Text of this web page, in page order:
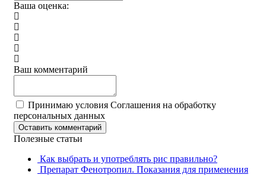
Ваша оценка:
Ваш комментарий
Принимаю условия Соглашения на обработку
персональных данных
Оставить комментарий
Полезные статьи
Как выбрать и употреблять рис правильно?
Препарат Фенотропил. Показания для применения